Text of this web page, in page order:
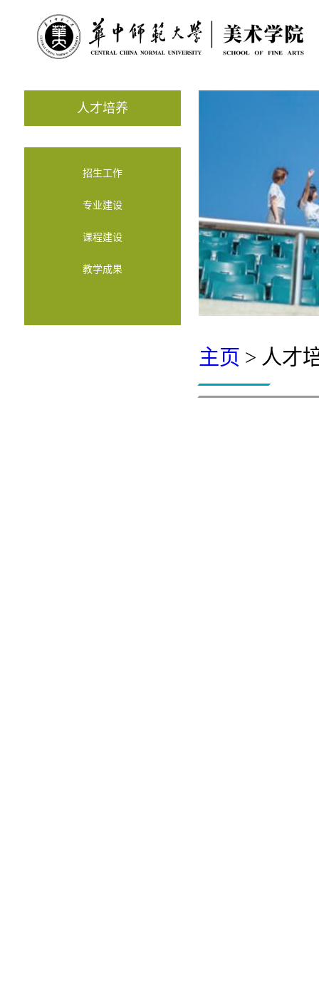
人才培养
招生工作
专业建设
课程建设
教学成果
主页 > 人才